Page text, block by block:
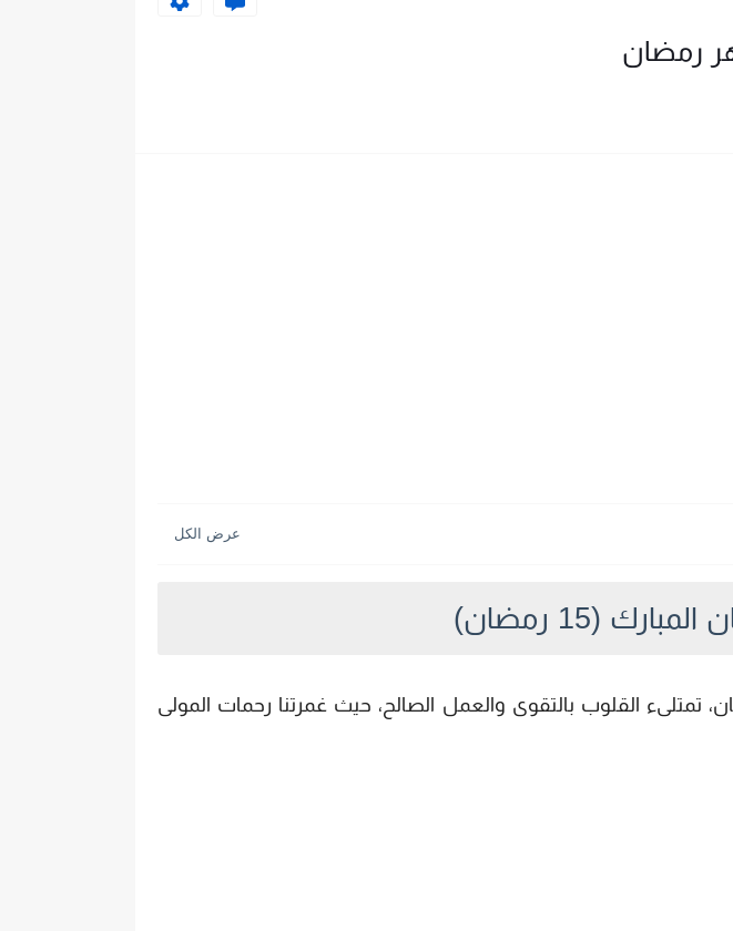
(15 رمضان)
رمضان، تمتلىء القلوب بالتقوى والعمل الصالح، حيث غمرتنا رحمات المولى